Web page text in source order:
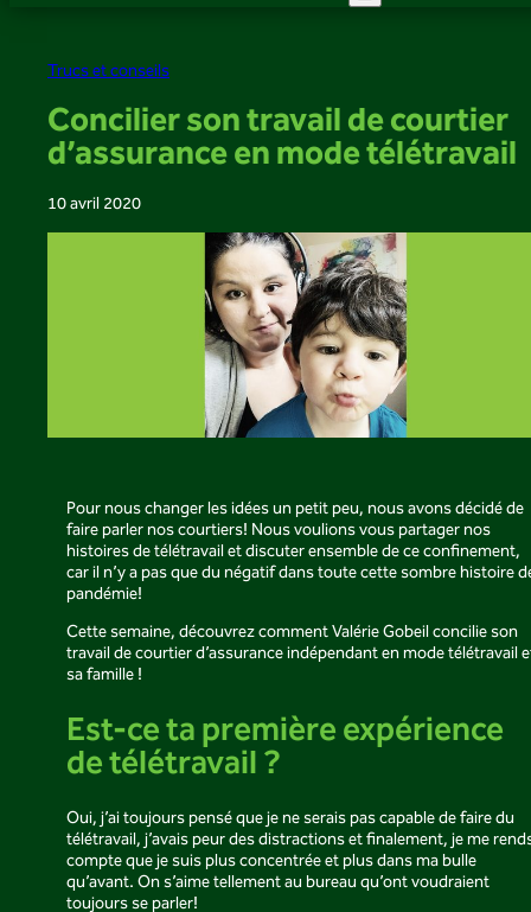
Trucs et conseils
Concilier son travail de courtier
d’assurance en mode télétravail
10 avril 2020
Pour nous changer les idées un petit peu, nous avons décidé de
faire parler nos courtiers! Nous voulions vous partager nos
histoires de télétravail et discuter ensemble de ce confinement,
car il n’y a pas que du négatif dans toute cette sombre histoire
pandémie!
Cette semaine, découvrez comment Valérie Gobeil concilie son
travail de courtier d’assurance indépendant en mode télétravail
sa famille !
Est-ce ta première expérience
de télétravail ?
Oui, j’ai toujours pensé que je ne serais pas capable de faire du
télétravail, j’avais peur des distractions et finalement, je me
compte que je suis plus concentrée et plus dans ma bulle
qu’avant. On s’aime tellement au bureau qu’ont voudraient
toujours se parler!